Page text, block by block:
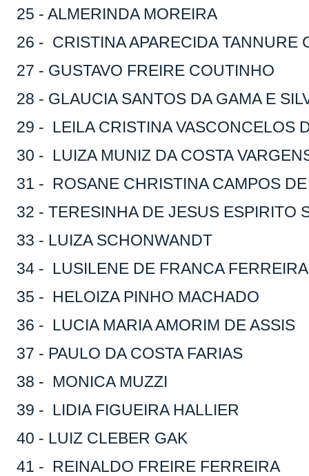
25 - ALMERINDA MOREIRA
26 - CRISTINA APARECIDA TANNURE
27 - GUSTAVO FREIRE COUTINHO
28 - GLAUCIA SANTOS DA GAMA E
29 - LEILA CRISTINA VASCONCELOS
30 - LUIZA MUNIZ DA COSTA
31 - ROSANE CHRISTINA CAMPOS
32 - TERESINHA DE JESUS ESPIRITO
33 - LUIZA SCHONWANDT
34 - LUSILENE DE FRANCA
35 - HELOIZA PINHO MACHADO
36 - LUCIA MARIA AMORIM DE ASSIS
37 - PAULO DA COSTA FARIAS
38 - MONICA MUZZI
39 - LIDIA FIGUEIRA HALLIER
40 - LUIZ CLEBER GAK
41 - REINALDO FREIRE FERREIRA